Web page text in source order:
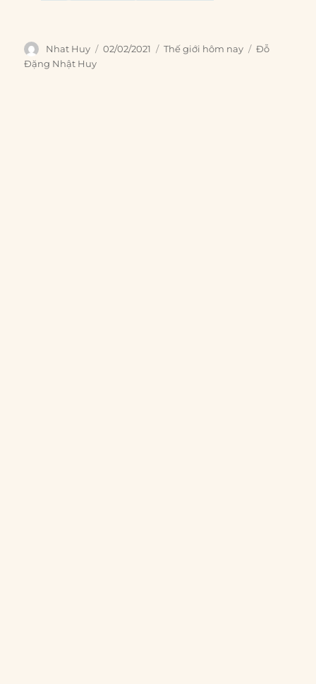
Author
Nhat Huy
Posted
02/02/2021 Categories
Thế giới hôm nay Tags
Đỗ
Đặng Nhật Huy